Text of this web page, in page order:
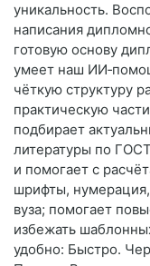
уникальность.
написания
готовую основу
умеет наш
чёткую структуру
практическую
подбирает
литературы по
и помогает с
шрифты,
вуза; помогает
избежать
удобно: Быстро.